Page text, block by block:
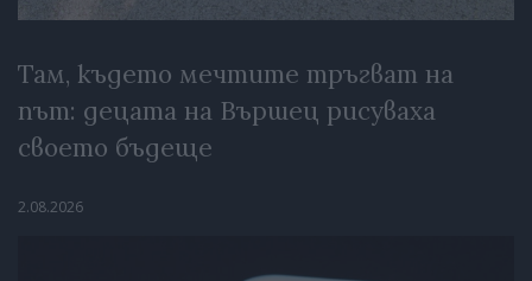
Там, където мечтите тръгват на
път: децата на Вършец рисуваха
своето бъдеще
2.08.2026